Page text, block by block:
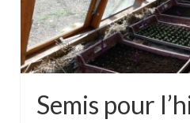
Semis pour